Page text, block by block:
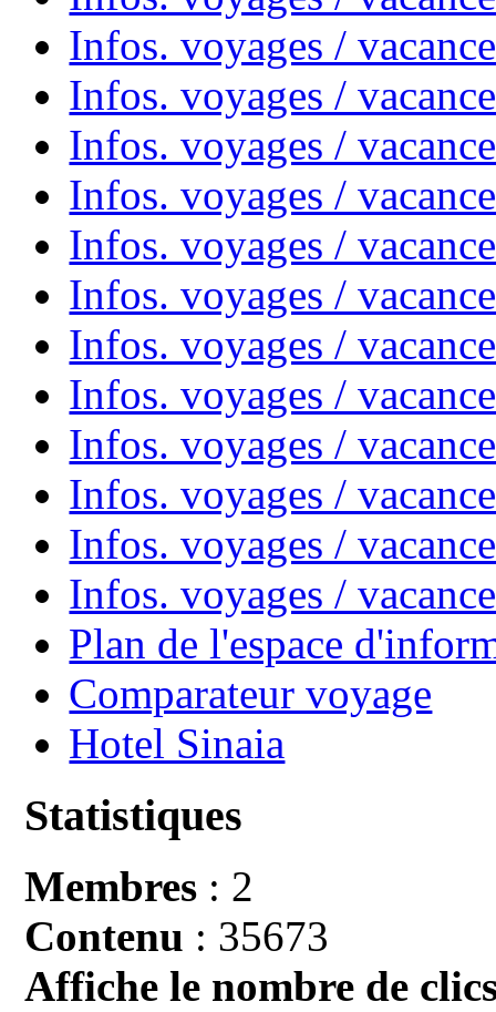
Infos. voyages /
Infos. voyages /
Infos. voyages /
Infos. voyages /
Infos. voyages /
Infos. voyages /
Infos. voyages /
Infos. voyages /
Infos. voyages /
Infos. voyages /
Infos. voyages /
Infos. voyages /
Plan de l'espace
Comparateur voyage
Hotel Sinaia
Statistiques
Membres : 2
Contenu : 35673
Affiche le nombre de